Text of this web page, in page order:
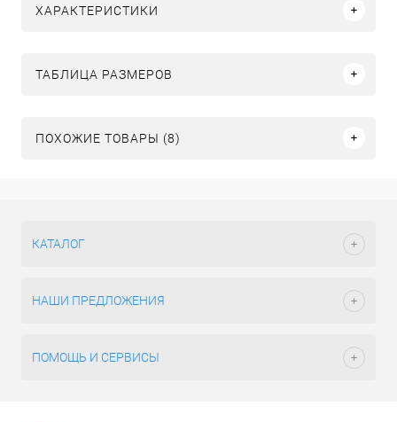
ХАРАКТЕРИСТИКИ
ТАБЛИЦА РАЗМЕРОВ
ПОХОЖИЕ ТОВАРЫ (8)
КАТАЛОГ
НАШИ ПРЕДЛОЖЕНИЯ
ПОМОЩЬ И СЕРВИСЫ